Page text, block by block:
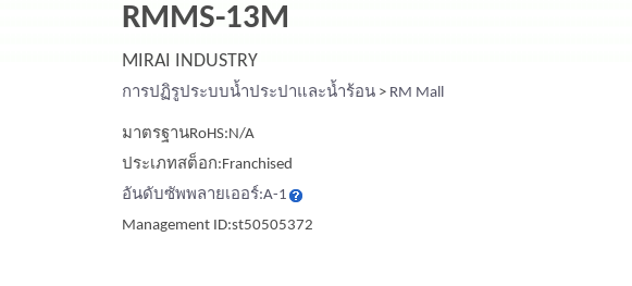
RMMS-13M
MIRAI INDUSTRY
การปฏิรูประบบน้ำประปาและน้ำร้อน > RM Mall
มาตรฐานRoHS:N/A
ประเภทสต็อก:Franchised
อันดับซัพพลายเออร์:A-1
Management ID:st50505372